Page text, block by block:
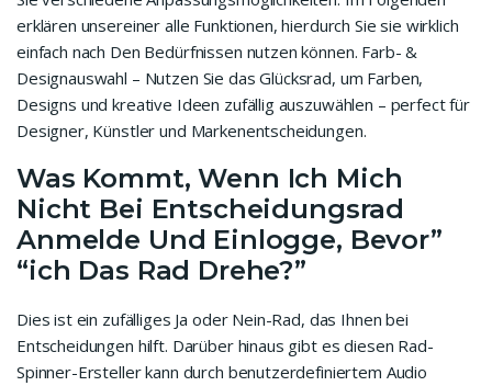
erklären unsereiner alle Funktionen, hierdurch Sie sie wirklich
einfach nach Den Bedürfnissen nutzen können. Farb- &
Designauswahl – Nutzen Sie das Glücksrad, um Farben,
Designs und kreative Ideen zufällig auszuwählen – perfect für
Designer, Künstler und Markenentscheidungen.
Was Kommt, Wenn Ich Mich
Nicht Bei Entscheidungsrad
Anmelde Und Einlogge, Bevor”
“ich Das Rad Drehe?”
Dies ist ein zufälliges Ja oder Nein-Rad, das Ihnen bei
Entscheidungen hilft. Darüber hinaus gibt es diesen Rad-
Spinner-Ersteller kann durch benutzerdefiniertem Audio